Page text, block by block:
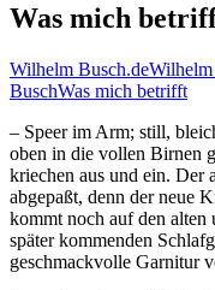
Was mich
Wilhelm Busch.de
BuschWas mich betrifft
– Speer im Arm; still,
oben in die vollen Birnen
kriechen aus und ein. Der
abgepaßt, denn der neue
kommt noch auf den
später kommenden
geschmackvolle Garnitur